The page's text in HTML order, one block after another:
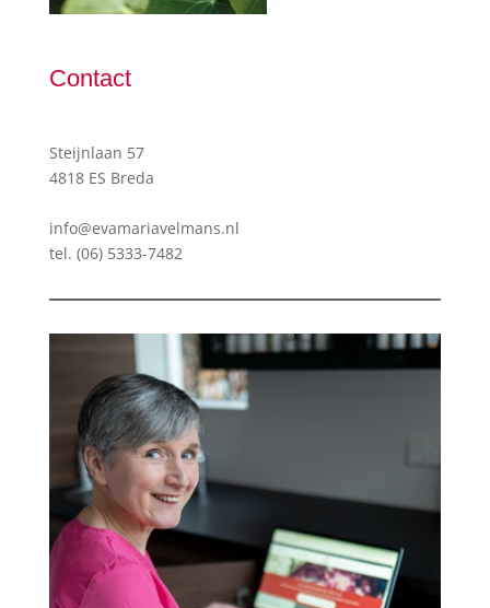
Contact
Steijnlaan 57
4818 ES Breda
info@evamariavelmans.nl
tel. (06) 5333-7482